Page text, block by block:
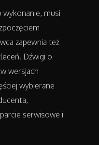
musi
zapewnia też
Dźwigi o
wersjach
wybierane
serwisowe i